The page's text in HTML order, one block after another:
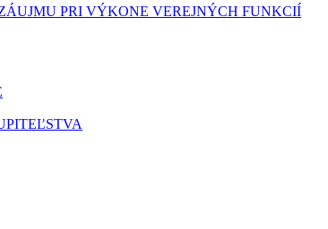
PRI VÝKONE VEREJNÝCH FUNKCIÍ